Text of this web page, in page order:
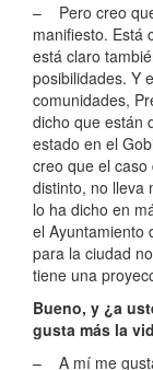
– Pero creo
manifiesto. Está
está claro
posibilidades. Y
comunidades,
dicho que están
estado en el
creo que el
distinto, no lleva
lo ha dicho en
el Ayuntamiento
para la ciudad
tiene una
Bueno, y ¿a
gusta más la
– A mí me